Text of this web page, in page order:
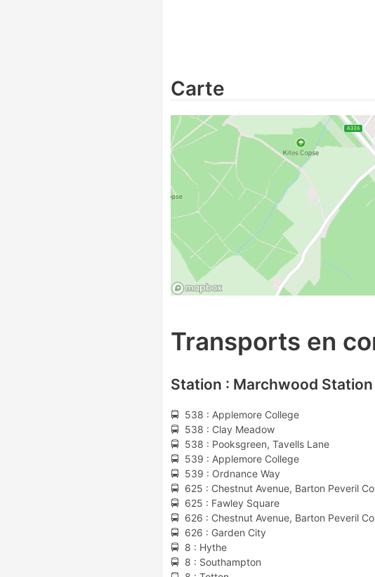
Carte
Transports en
Station : Marchwood Station
🚍 538 : Applemore College
🚍 538 : Clay Meadow
🚍 538 : Pooksgreen, Tavells Lane
🚍 539 : Applemore College
🚍 539 : Ordnance Way
🚍 625 : Chestnut Avenue, Barton Peveril
🚍 625 : Fawley Square
🚍 626 : Chestnut Avenue, Barton Peveril
🚍 626 : Garden City
🚍 8 : Hythe
🚍 8 : Southampton